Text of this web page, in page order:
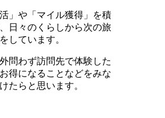
」や「マイル獲得」を積
日々のくらしから次の旅
しています。
問わず訪問先で体験した
得になることなどをみな
たらと思います。